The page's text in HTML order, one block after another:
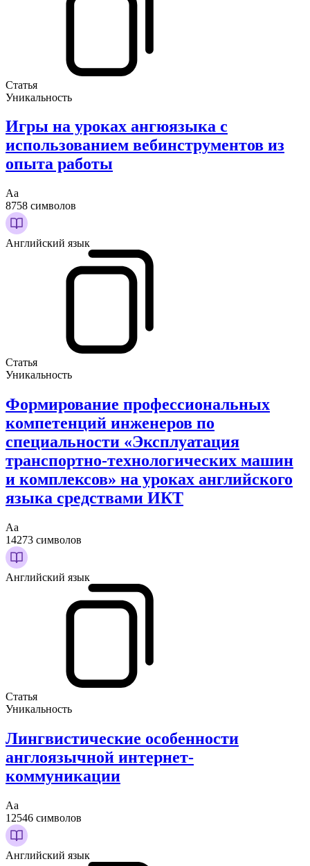
Статья
Уникальность
Игры на уроках ангюязыка с
использованием вебинструментов из
опыта работы
Аа
8758 символов
Английский язык
Статья
Уникальность
Формирование профессиональных
компетенций инженеров по
специальности «Эксплуатация
транспортно-технологических машин
и комплексов» на уроках английского
языка средствами ИКТ
Аа
14273 символов
Английский язык
Статья
Уникальность
Лингвистические особенности
англоязычной интернет-
коммуникации
Аа
12546 символов
Английский язык